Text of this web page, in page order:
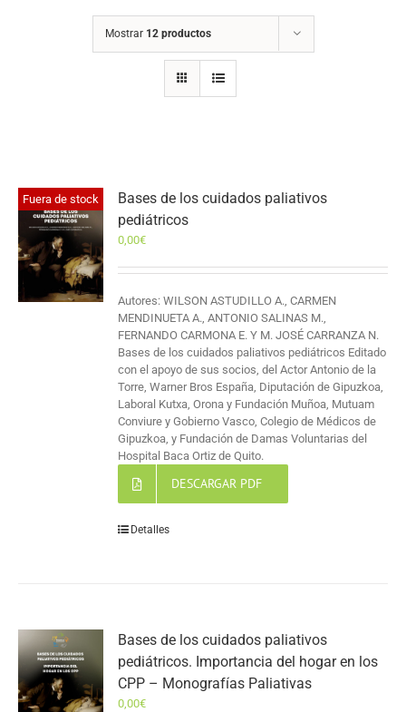
Mostrar 12 productos
Fuera de stock
Bases de los cuidados paliativos
pediátricos
0,00€
Autores: WILSON ASTUDILLO A., CARMEN
MENDINUETA A., ANTONIO SALINAS M.,
FERNANDO CARMONA E. Y M. JOSÉ CARRANZA N.
Bases de los cuidados paliativos pediátricos Editado
con el apoyo de sus socios, del Actor Antonio de la
Torre, Warner Bros España, Diputación de Gipuzkoa,
Laboral Kutxa, Orona y Fundación Muñoa, Mutuam
Conviure y Gobierno Vasco, Colegio de Médicos de
Gipuzkoa, y Fundación de Damas Voluntarias del
Hospital Baca Ortiz de Quito.
DESCARGAR PDF
Detalles
Bases de los cuidados paliativos
pediátricos. Importancia del hogar en los
CPP – Monografías Paliativas
0,00€